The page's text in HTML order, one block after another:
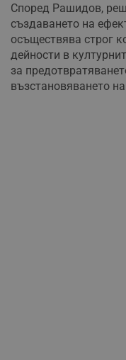
Според Рашидов,
създаването на
осъществява строг
дейности в
за
възстановяването